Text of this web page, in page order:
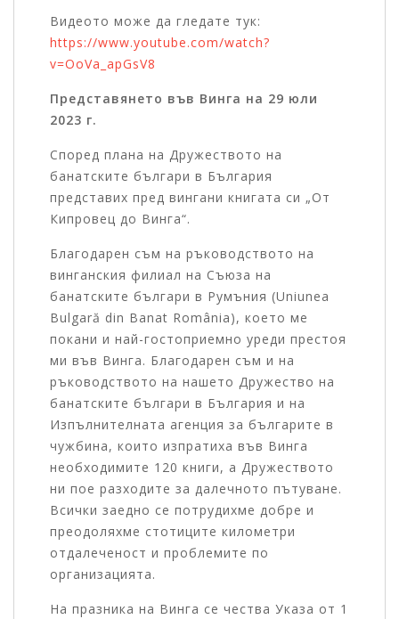
Видеото може да гледате тук:
https://www.youtube.com/watch?
v=OoVa_apGsV8
Представянето във Винга на 29 юли
2023 г.
Според плана на Дружеството на
банатските българи в България
представих пред вингани книгата си „От
Кипровец до Винга“.
Благодарен съм на ръководството на
винганския филиал на Съюза на
банатските българи в Румъния (Uniunea
Bulgară din Banat România), което ме
покани и най-гостоприемно уреди престоя
ми във Винга. Благодарен съм и на
ръководството на нашето Дружество на
банатските българи в България и на
Изпълнителната агенция за българите в
чужбина, които изпратиха във Винга
необходимите 120 книги, а Дружеството
ни пое разходите за далечното пътуване.
Всички заедно се потрудихме добре и
преодоляхме стотиците километри
отдалеченост и проблемите по
организацията.
На празника на Винга се чества Указа от 1